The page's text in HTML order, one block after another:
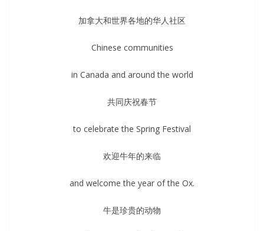
加拿大和世界各地的华人社区
Chinese communities
in Canada and around the world
共同庆祝春节
to celebrate the Spring Festival
欢迎牛年的来临
and welcome the year of the Ox.
牛是珍贵的动物